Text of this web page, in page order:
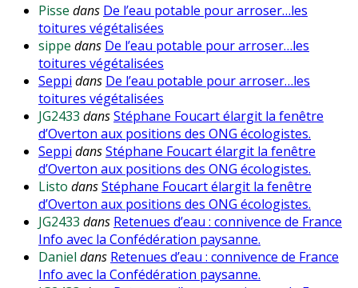
Pisse dans De l’eau potable pour arroser…les
toitures végétalisées
sippe dans De l’eau potable pour arroser…les
toitures végétalisées
Seppi dans De l’eau potable pour arroser…les
toitures végétalisées
JG2433 dansStéphane Foucart élargit la fenêtre
d’Overton aux positions des ONG écologistes.
Seppi dansStéphane Foucart élargit la fenêtre
d’Overton aux positions des ONG écologistes.
Listo dansStéphane Foucart élargit la fenêtre
d’Overton aux positions des ONG écologistes.
JG2433 dans Retenues d’eau : connivence de France
Info avec la Confédération paysanne.
Daniel dans Retenues d’eau : connivence de France
Info avec la Confédération paysanne.